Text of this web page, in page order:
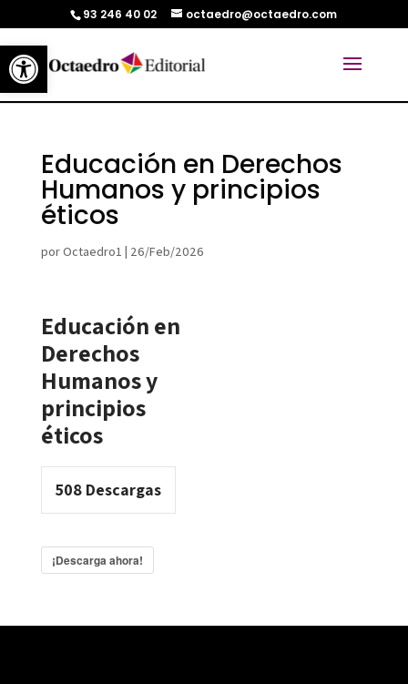
Abrir barra de herramientas
93 246 40 02 octaedro@octaedro.com
Educación en Derechos
Humanos y principios
éticos
porOctaedro1 | 26/Feb/2026
Educación en
Derechos
Humanos y
principios
éticos
508Descargas
¡Descarga ahora!